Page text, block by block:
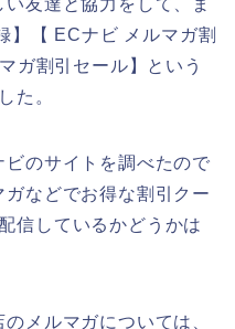
】【 ECナビ メルマガ割
ガ割引セール】という
た。
のサイトを調べたので
などでお得な割引クー
信しているかどうかは
メルマガについては、